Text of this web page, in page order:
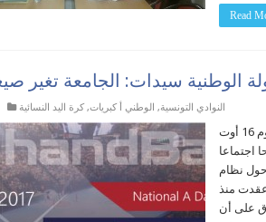
Read
النوادي التونسية, الوطني أ كبريات,كرة اليد النسائية
تعقد الإدارة الفنية الوطنية والرابطة الوطنية يوم 16 أوت
اجتماعا
حول نظام
عقدت منذ
على أن